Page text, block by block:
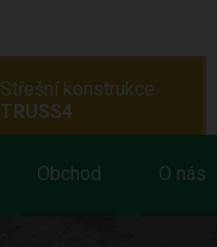
Obchod O nás
Střešní konstrukce
TRUSS4